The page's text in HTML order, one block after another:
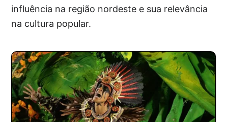
influência na região nordeste e sua relevância
na cultura popular.